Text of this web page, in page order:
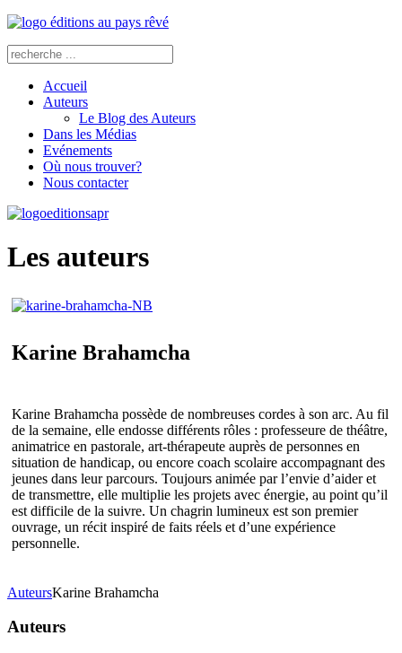
Accueil
Auteurs
Le Blog des Auteurs
Dans les Médias
Evénements
Où nous trouver?
Nous contacter
Les auteurs
Karine Brahamcha
Karine Brahamcha possède de nombreuses cordes à son arc. Au fil
de la semaine, elle endosse différents rôles : professeure de théâtre,
animatrice en pastorale, art-thérapeute auprès de personnes en
situation de handicap, ou encore coach scolaire accompagnant des
jeunes dans leur parcours. Toujours animée par l’envie d’aider et
de transmettre, elle multiplie les projets avec énergie, au point qu’il
est difficile de la suivre. Un chagrin lumineux est son premier
ouvrage, un récit inspiré de faits réels et d’une expérience
personnelle.
AuteursKarine Brahamcha
Auteurs